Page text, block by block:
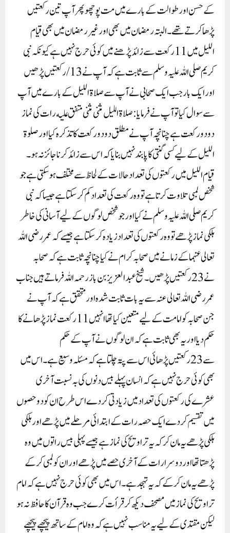
کے حسن اور طوالت کے بارے میں مت پوچھو پھر آپ تین رکعتیں
پڑھا کرتے تھے۔البتہ رمضان میں بھی اور غیر رمضان میں بھی قیام
اللیل میں 11 رکعت سے زائد پڑھنے میں کوئی حرج نہیں ہے کیونکہ نبی
کریم صلی اللہ علیہ وسلم سے ثابت ہے کہ آپ نے 13/ رکعتیں پڑھیں
اور ایک بار جب ایک صحابی نے آپ سے صلاۃ اللیل کے بارے میں آپ
سے سوال کیا تو آپ نے فرمایا: صلاة الليل مثنى مثنى متفق عليه رات کی نماز
دو دو رکعت ہے چنانچہ آپ نے مطلق دو دو رکعت کا تذکرہ کیا اور صلوۃ
اللیل کے لیے کسی گنتی کا پابند نہیں بنایا کہ اس سے زائد کرنا جائز نہ ہو۔
قیام اللیل میں رکعتوں کی تعداد حالات کے لحاظ سے مختلف ہوسکتی ہے جو
شخص لمبی تلاوت کرتا ہے تو وہ رکعت کی تعداد کم کر سکتا ہے جیسا کہ نبی
کریم صلی اللہ علیہ وسلم نے کیا اور جو شخص لوگوں کے لیے آسانی کی خاطر
ہلکی نماز پڑھے تو وہ رکعتوں کی تعداد زیادہ کر سکتا ہے جیسے کہ عمر رضی اللہ
تعالی عنہما کے زمانے میں صحابہ کرام نے کیا چنانچہ ثابت ہے کہ صحابہ
نے 23 رکعتیں پڑھیں۔شیخ عبدالعزیز بن باز رحمہ اللہ فرماتے ہیں جناب
عمر رضی اللہ تعالی عنہ سے یہ بات ثابت شدہ اور متحقق ہے کہ آپ نے
جن صحابہ کو امامت کے لیے متعین کیا تھا انہیں 11 رکعت نماز پڑھانے کا
حکم دیا اور یہ بھی ثابت ہے کہ ان لوگوں نے آپ کے حکم
سے 23رکعتیں پڑھائی اس سے پتہ چلتا ہے کہ مسئلہ وسیع ہے۔اس میں
بھی کوئی حرج نہیں ہے کہ انسان پہلے بیس دنوں کی بہ نسبت آخری
عشرے کی رکعتوں کی تعداد میں زیادتی کردے اس طرح ان کو دو حصوں
میں تقسیم کردے ایک حصہ رات کے ابتدائی مرحلے میں پڑھے اور ہلکی
ہلکی پڑھے یہ مان کر کہ یہ تراویح کی نماز ہے جیسے پہلی بیس راتوں میں وہ
پڑھتا تھا اور دوسرا رات کے آخری حصے میں پڑھے اور ان کو لمبی کر کے
پڑھے یہ مان کر کے کہ یہ تہجد ہے۔اس میں بھی کوئی حرج نہیں ہے کہ امام
تراویح کی نماز میں مصحف دیکھ کر قرأت کرے جب وہ قرآن کا حافظ نہ ہو
لیکن مقتدی کے لیے یہ مناسب نہیں ہے کہ وہ امام کے ساتھ پیچھے پیچھے